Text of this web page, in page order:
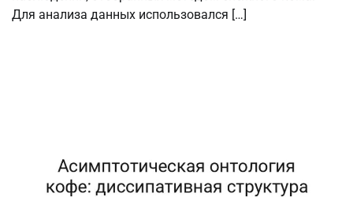
Для анализа данных использовался […]